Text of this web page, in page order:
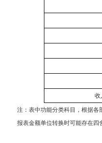
收
注：表中功能分类科目，根据各
报表金额单位转换时可能存在四